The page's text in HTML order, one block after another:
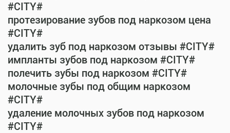
#CITY#
протезирование зубов под наркозом цена
#CITY#
удалить зуб под наркозом отзывы #CITY#
импланты зубов под наркозом #CITY#
полечить зубы под наркозом #CITY#
молочные зубы под общим наркозом
#CITY#
удаление молочных зубов под наркозом
#CITY#